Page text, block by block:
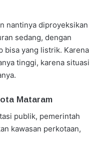
nantinya diproyeksikan
sedang, dengan
bisa yang listrik. Karena
tinggi, karena situasi
Mataram
publik, pemerintah
kawasan perkotaan,